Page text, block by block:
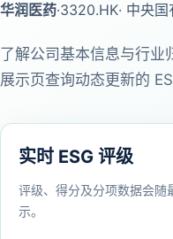
华润医药·3320.HK· 中央
了解公司基本信息与行业
展示页查询动态更新的
实时 ESG 评级
评级、得分及分项数据会随
示。